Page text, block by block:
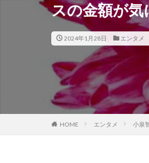
スの金額が気
2024年1月28日 エンタメ
HOME エンタメ 小泉